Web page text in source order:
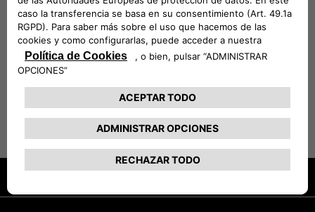
manual en alutex para volante a la izquierda.
Aplicable en Abarth 500 (2012) y Nuevo Abarth
595 (2016). Cambio manual - 59107084